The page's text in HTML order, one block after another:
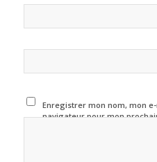
Enregistrer mon nom, mon
navigateur pour mon